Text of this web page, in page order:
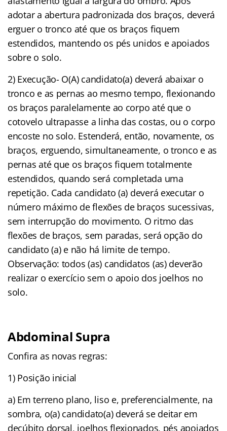
adotar a abertura padronizada dos braços, deverá
erguer o tronco até que os braços fiquem
estendidos, mantendo os pés unidos e apoiados
sobre o solo.
2) Execução- O(A) candidato(a) deverá abaixar o
tronco e as pernas ao mesmo tempo, flexionando
os braços paralelamente ao corpo até que o
cotovelo ultrapasse a linha das costas, ou o corpo
encoste no solo. Estenderá, então, novamente, os
braços, erguendo, simultaneamente, o tronco e as
pernas até que os braços fiquem totalmente
estendidos, quando será completada uma
repetição. Cada candidato (a) deverá executar o
número máximo de flexões de braços sucessivas,
sem interrupção do movimento. O ritmo das
flexões de braços, sem paradas, será opção do
candidato (a) e não há limite de tempo.
Observação: todos (as) candidatos (as) deverão
realizar o exercício sem o apoio dos joelhos no
solo.
Abdominal Supra
Confira as novas regras:
1) Posição inicial
a) Em terreno plano, liso e, preferencialmente, na
sombra, o(a) candidato(a) deverá se deitar em
decúbito dorsal, joelhos flexionados, pés apoiados